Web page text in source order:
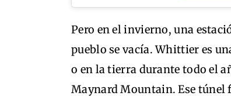
Pero en el invierno, una
pueblo se vacía. Whittier es
o en la tierra durante todo el
Maynard Mountain. Ese túnel